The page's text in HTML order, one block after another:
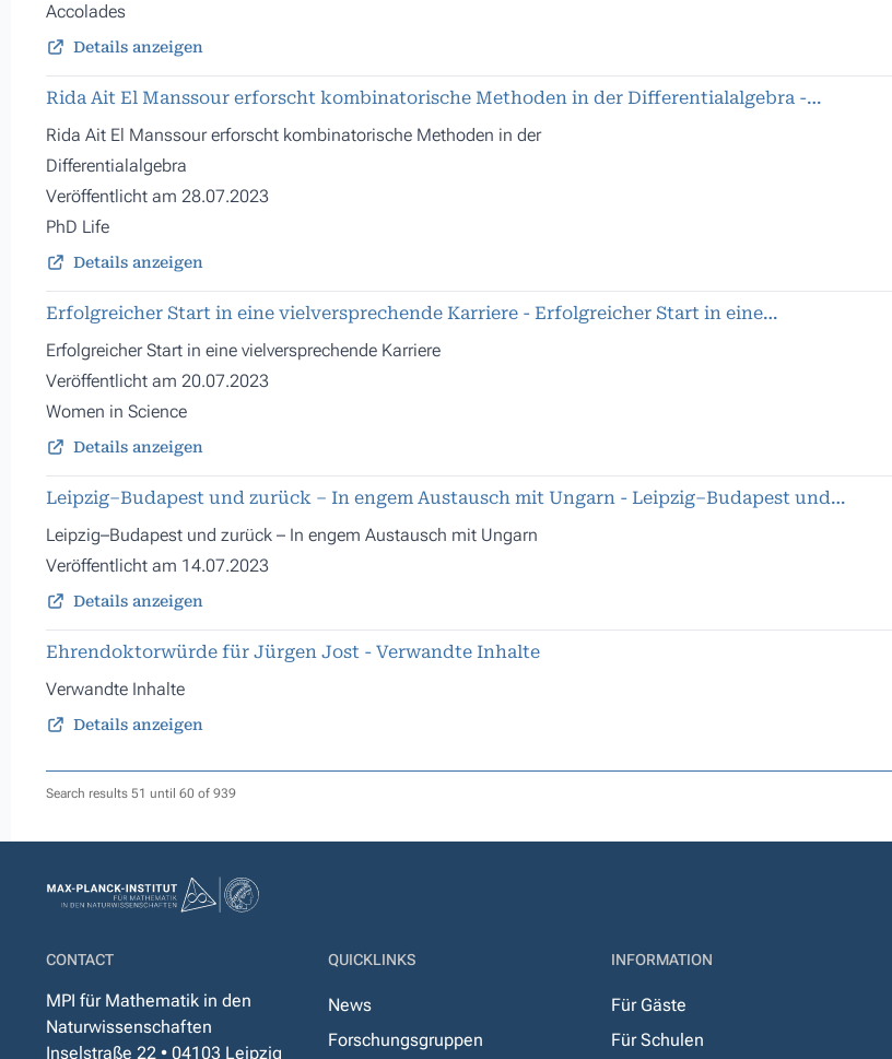
Accolades
Details anzeigen
Rida Ait El Manssour erforscht kombinatorische Methoden in der Differentialalgebra -…
Rida Ait El Manssour erforscht kombinatorische Methoden in der
Differentialalgebra
Veröffentlicht am 28.07.2023
PhD Life
Details anzeigen
Erfolgreicher Start in eine vielversprechende Karriere - Erfolgreicher Start in eine…
Erfolgreicher Start in eine vielversprechende Karriere
Veröffentlicht am 20.07.2023
Women in Science
Details anzeigen
Leipzig–Budapest und zurück – In engem Austausch mit Ungarn - Leipzig–Budapest und…
Leipzig–Budapest und zurück – In engem Austausch mit Ungarn
Veröffentlicht am 14.07.2023
Details anzeigen
Ehrendoktorwürde für Jürgen Jost - Verwandte Inhalte
Verwandte Inhalte
Details anzeigen
Search results 51 until 60 of 939
CONTACT
MPI für Mathematik in den
Naturwissenschaften
Inselstraße 22 • 04103 Leipzig
QUICKLINKS
News
Forschungsgruppen
INFORMATION
Für Gäste
Für Schulen